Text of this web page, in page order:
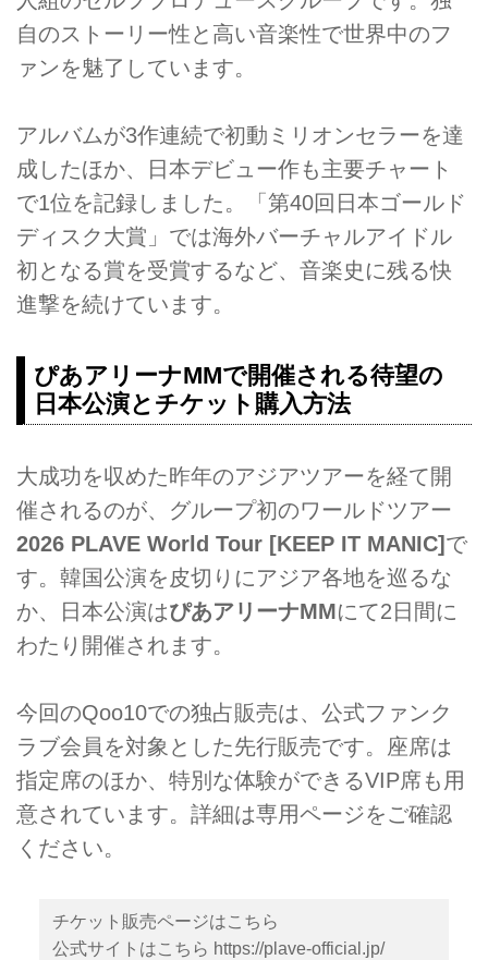
自のストーリー性と高い音楽性で世界中のフ
ァンを魅了しています。
アルバムが3作連続で初動ミリオンセラーを達
成したほか、日本デビュー作も主要チャート
で1位を記録しました。「第40回日本ゴールド
ディスク大賞」では海外バーチャルアイドル
初となる賞を受賞するなど、音楽史に残る快
進撃を続けています。
ぴあアリーナMMで開催される待望の
日本公演とチケット購入方法
大成功を収めた昨年のアジアツアーを経て開
催されるのが、グループ初のワールドツアー
2026 PLAVE World Tour [KEEP IT MANIC] で
す。韓国公演を皮切りにアジア各地を巡るな
か、日本公演はぴあアリーナMMにて2日間に
わたり開催されます。
今回のQoo10での独占販売は、公式ファンク
ラブ会員を対象とした先行販売です。座席は
指定席のほか、特別な体験ができるVIP席も用
意されています。詳細は専用ページをご確認
ください。
チケット販売ページはこちら
公式サイトはこちら https://plave-official.jp/